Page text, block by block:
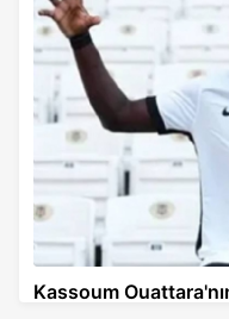
Kassoum